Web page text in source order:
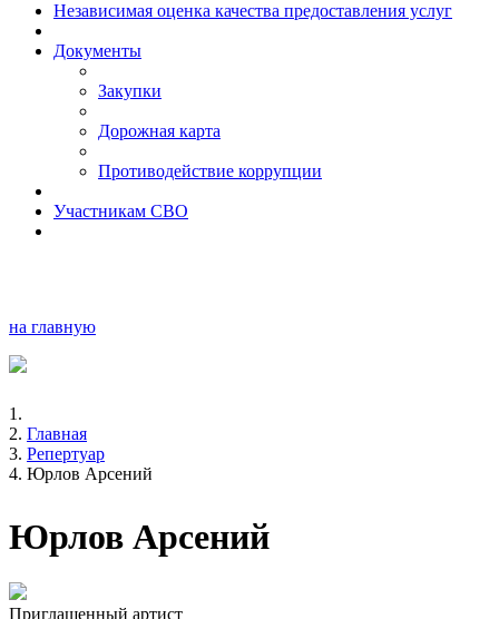
Независимая оценка качества предоставления услуг
Документы
Закупки
Дорожная карта
Противодействие коррупции
Участникам СВО
на главную
Главная
Репертуар
Юрлов Арсений
Юрлов Арсений
Приглашенный артист